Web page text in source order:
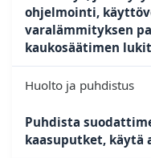
ohjelmointi,
varalämmityksen
kaukosäätimen
Huolto ja puhdistus
Puhdista
kaasuputket, käytä